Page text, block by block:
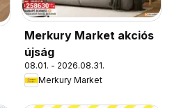
Merkury Market akciós
újság
08.01. - 2026.08.31.
Merkury Market